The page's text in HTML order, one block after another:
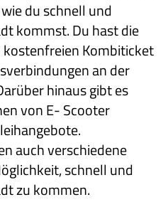
du schnell und
kommst. Du hast die
Kombiticket
an der
hinaus gibt es
von E- Scooter
auch verschiedene
schnell und
zu kommen.